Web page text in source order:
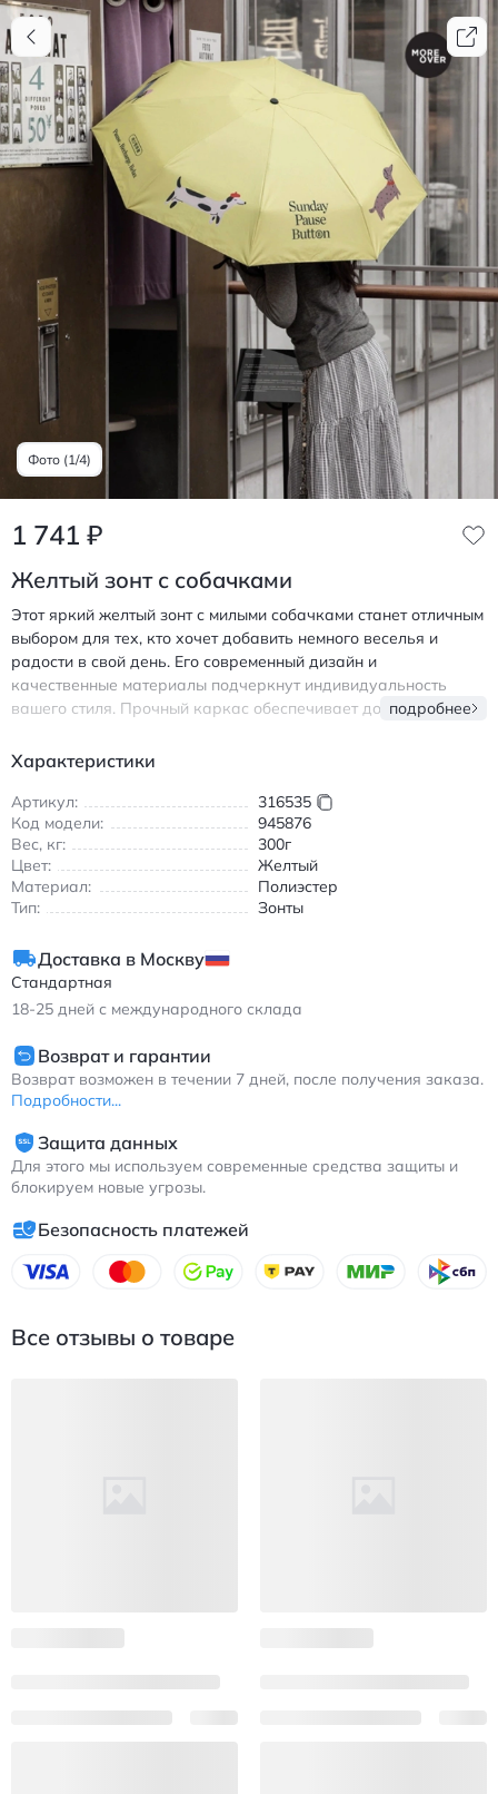
Фото (1/4)
1 741 ₽
Желтый зонт с собачками
Этот яркий желтый зонт с милыми собачками станет отличным
выбором для тех, кто хочет добавить немного веселья и
радости в свой день. Его современный дизайн и
качественные материалы подчеркнут индивидуальность
вашего стиля. Прочный каркас обеспечивает долговечность и
закрывается, а его компактные размеры делают его удобным
для переноски. Этот универсальный аксессуар защитит вас
от дождя и придаст вашему образу особый шарм и уют.
подробнее
Характеристики
Артикул:
316535
Код модели:
945876
Вес, кг:
300г
Цвет:
Желтый
Материал:
Полиэстер
Тип:
Зонты
Доставка в Москву
Стандартная
18-25 дней с международного склада
Возврат и гарантии
Возврат возможен в течении 7 дней, после получения заказа.
Подробности...
Защита данных
Для этого мы используем современные средства защиты и
блокируем новые угрозы.
Безопасность платежей
Все отзывы о товаре